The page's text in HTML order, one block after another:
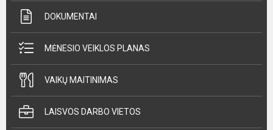
DOKUMENTAI
MĖNESIO VEIKLOS PLANAS
VAIKŲ MAITINIMAS
LAISVOS DARBO VIETOS